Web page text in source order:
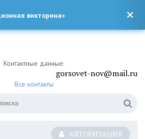
Контактные данные:
gorsovet-nov@mail.ru
Все контакты
АВТОРИЗАЦИЯ
викторина»